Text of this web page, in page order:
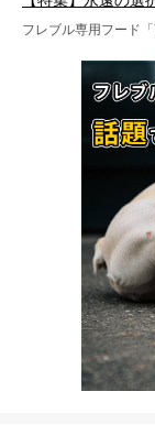
フレブル専用フード